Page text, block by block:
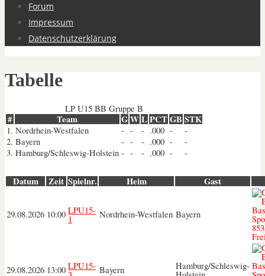
Forum
Impressum
Datenschutzerklärung
Tabelle
LP U15 BB Gruppe B
# Team GWLPCTGB STK
1. Nordrhein-Westfalen - - - .000 -
-
2. Bayern - - - .000 -
-
3. Hamburg/Schleswig-Holstein - - - .000 - -
Datum Zeit Spielnr. Heim Gast
29.08.2026 10:00 LPU15-
1 Nordrhein-Westfalen Bayern
29.08.2026 13:00 LPU15- Bayern Hamburg/Schleswig-